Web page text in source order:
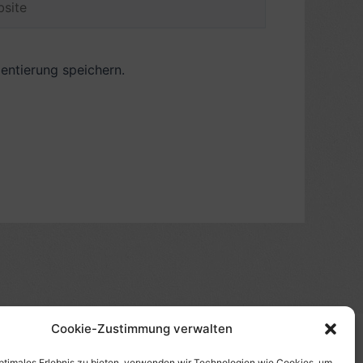
Cookie-Zustimmung verwalten
speichern.
"Amazon-Suche" und/oder mit Sternchen (*):